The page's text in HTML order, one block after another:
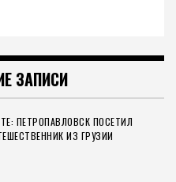
ЗАПИСИ
ПЕТРОПАВЛОВСК ПОСЕТИЛ
ИЗ ГРУЗИИ